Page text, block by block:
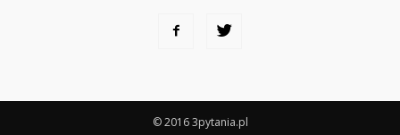
© 2016 3pytania.pl